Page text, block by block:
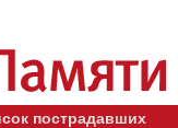
пострадавших